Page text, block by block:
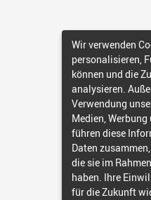
Wir verwenden
personalisieren,
können und die
analysieren.
Verwendung
Medien,
führen diese
Daten
die sie im
haben. Ihre
für die Zukunft